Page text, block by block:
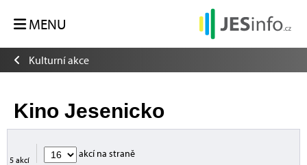
MENU
Kulturní akce
Kino Jesenicko
5 akcí
akcí na straně